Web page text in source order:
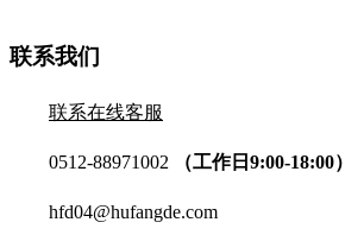
联系我们
联系在线客服
0512-88971002 （工作日9:00-18:00）
hfd04@hufangde.com